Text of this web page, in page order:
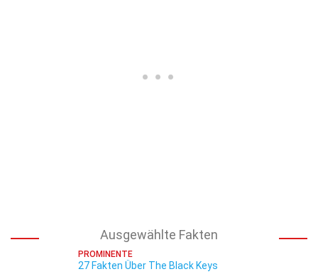
Ausgewählte Fakten
PROMINENTE
27 Fakten Über The Black Keys